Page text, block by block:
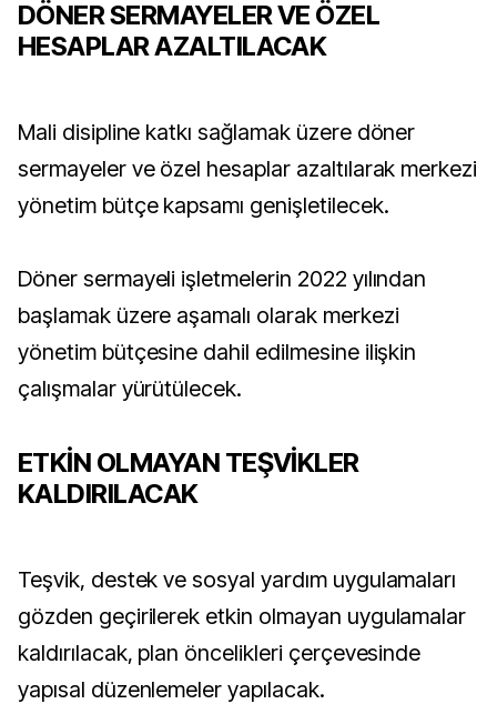
DÖNER SERMAYELER VE ÖZEL
HESAPLAR AZALTILACAK
Mali disipline katkı sağlamak üzere döner
sermayeler ve özel hesaplar azaltılarak merkezi
yönetim bütçe kapsamı genişletilecek.
Döner sermayeli işletmelerin 2022 yılından
başlamak üzere aşamalı olarak merkezi
yönetim bütçesine dahil edilmesine ilişkin
çalışmalar yürütülecek.
ETKİN OLMAYAN TEŞVİKLER
KALDIRILACAK
Teşvik, destek ve sosyal yardım uygulamaları
gözden geçirilerek etkin olmayan uygulamalar
kaldırılacak, plan öncelikleri çerçevesinde
yapısal düzenlemeler yapılacak.